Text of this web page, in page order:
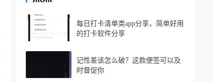
每日打卡清单类app分享，简单好用
的打卡软件分享
记性差该怎么破？这款便签可以及
时督促你